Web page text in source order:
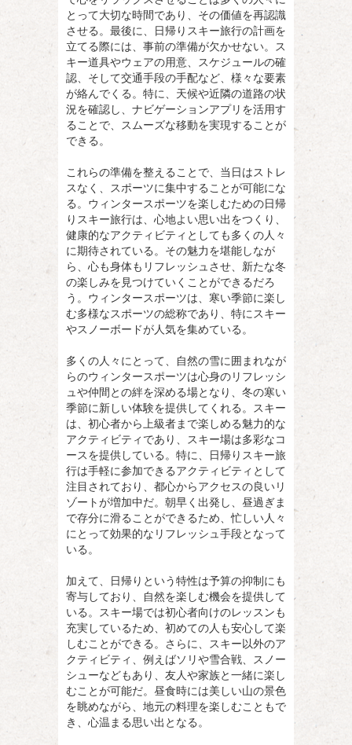
とって大切な時間であり、その価値を再認識
させる。最後に、日帰りスキー旅行の計画を
立てる際には、事前の準備が欠かせない。ス
キー道具やウェアの用意、スケジュールの確
認、そして交通手段の手配など、様々な要素
が絡んでくる。特に、天候や近隣の道路の状
況を確認し、ナビゲーションアプリを活用す
ることで、スムーズな移動を実現することが
できる。
これらの準備を整えることで、当日はストレ
スなく、スポーツに集中することが可能にな
る。ウィンタースポーツを楽しむための日帰
りスキー旅行は、心地よい思い出をつくり、
健康的なアクティビティとしても多くの人々
に期待されている。その魅力を堪能しなが
ら、心も身体もリフレッシュさせ、新たな冬
の楽しみを見つけていくことができるだろ
う。ウィンタースポーツは、寒い季節に楽し
む多様なスポーツの総称であり、特にスキー
やスノーボードが人気を集めている。
多くの人々にとって、自然の雪に囲まれなが
らのウィンタースポーツは心身のリフレッシ
ュや仲間との絆を深める場となり、冬の寒い
季節に新しい体験を提供してくれる。スキー
は、初心者から上級者まで楽しめる魅力的な
アクティビティであり、スキー場は多彩なコ
ースを提供している。特に、日帰りスキー旅
行は手軽に参加できるアクティビティとして
注目されており、都心からアクセスの良いリ
ゾートが増加中だ。朝早く出発し、昼過ぎま
で存分に滑ることができるため、忙しい人々
にとって効果的なリフレッシュ手段となって
いる。
加えて、日帰りという特性は予算の抑制にも
寄与しており、自然を楽しむ機会を提供して
いる。スキー場では初心者向けのレッスンも
充実しているため、初めての人も安心して楽
しむことができる。さらに、スキー以外のア
クティビティ、例えばソリや雪合戦、スノー
シューなどもあり、友人や家族と一緒に楽し
むことが可能だ。昼食時には美しい山の景色
を眺めながら、地元の料理を楽しむこともで
き、心温まる思い出となる。